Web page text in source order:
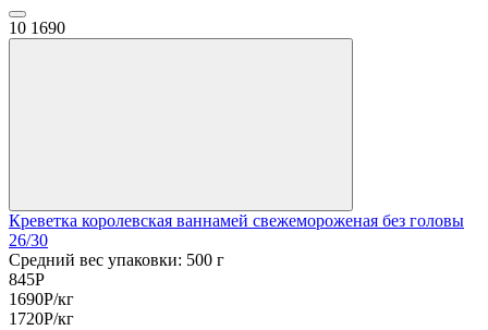
10 1690
Креветка королевская ваннамей свежемороженая без головы
26/30
Средний вес упаковки: 500 г
845Р
1690Р/кг
1720Р/кг